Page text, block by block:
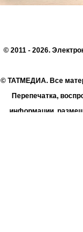
© 2011 - 2026.
© ТАТМЕДИА. Все
Перепечатка,
информации,